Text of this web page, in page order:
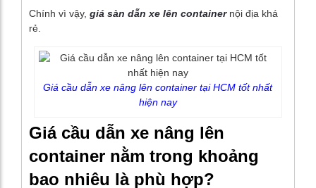
Chính vì vậy, giá sàn dẫn xe lên containernội địa khá
rẻ.
Giá cầu dẫn xe nâng lên container tại HCM tốt nhất
hiện nay
Giá cầu dẫn xe nâng lên
container nằm trong khoảng
bao nhiêu là phù hợp?